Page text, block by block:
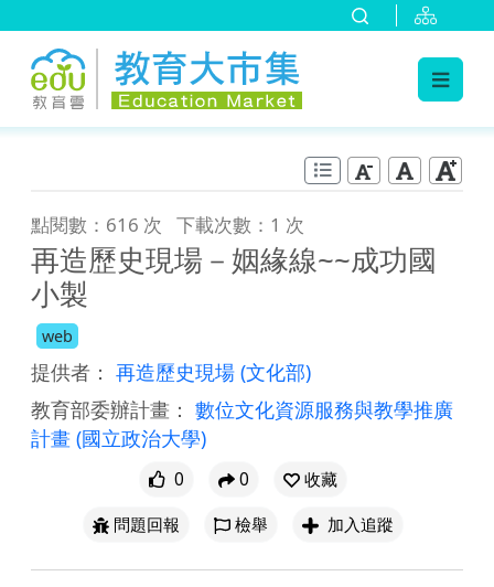
點閱數：616 次 下載次數：1 次
再造歷史現場－姻緣線~~成功國
小製
web
提供者： 再造歷史現場 (文化部)
教育部委辦計畫： 數位文化資源服務與教學推廣
計畫 (國立政治大學)
0 0
收藏
問題回報
檢舉 加入追蹤